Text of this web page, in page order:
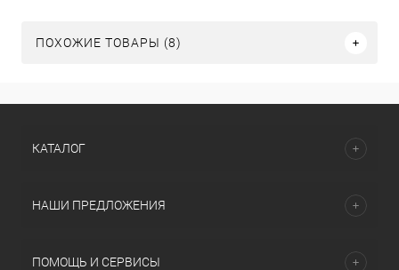
ПОХОЖИЕ ТОВАРЫ (8)
КАТАЛОГ
НАШИ ПРЕДЛОЖЕНИЯ
ПОМОЩЬ И СЕРВИСЫ